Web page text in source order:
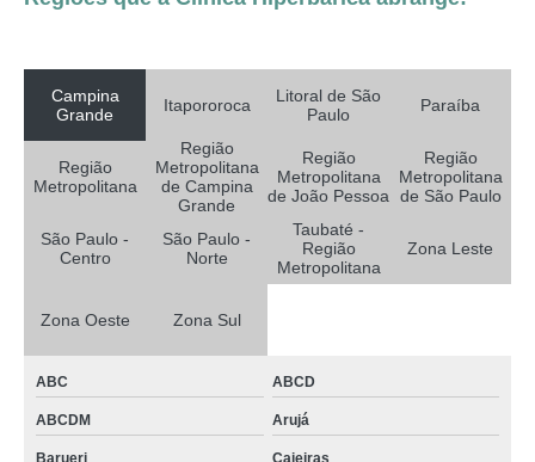
Campina
Grande
Itapororoca
Litoral de São
Paulo
Paraíba
Região
Metropolitana
Região
Metropolitana
de Campina
Grande
Região
Metropolitana
de João Pessoa
Região
Metropolitana
de São Paulo
São Paulo -
Centro
São Paulo -
Norte
Taubaté -
Região
Metropolitana
Zona Leste
Zona Oeste Zona Sul
ABC ABCD
ABCDM Arujá
Barueri Caieiras